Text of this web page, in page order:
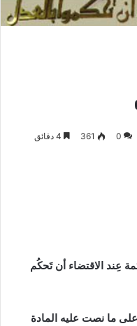
0
361
عِند الاقتضاء أن تَحكُم
ما نصت عليه المادة